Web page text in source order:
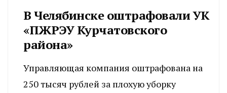
В Челябинске оштрафовали УК
«ПЖРЭУ Курчатовского
района»
Управляющая компания оштрафована на
250 тысяч рублей за плохую уборку